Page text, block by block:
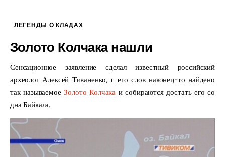
ЛЕГЕНДЫ О КЛАДАХ
Золото Колчака нашли
Сенсационное заявление сделал известный российский
археолог Алексей Тиваненко, с его слов наконец-то найдено
так называемоеЗолото Колчака и собираются достать его со
дна Байкала.